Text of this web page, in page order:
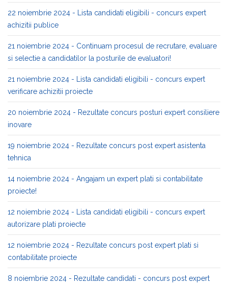
22 noiembrie 2024 - Lista candidati eligibili - concurs expert
achizitii publice
21 noiembrie 2024 - Continuam procesul de recrutare, evaluare
si selectie a candidatilor la posturile de evaluatori!
21 noiembrie 2024 - Lista candidati eligibili - concurs expert
verificare achizitii proiecte
20 noiembrie 2024 - Rezultate concurs posturi expert consiliere
inovare
19 noiembrie 2024 - Rezultate concurs post expert asistenta
tehnica
14 noiembrie 2024 - Angajam un expert plati si contabilitate
proiecte!
12 noiembrie 2024 - Lista candidati eligibili - concurs expert
autorizare plati proiecte
12 noiembrie 2024 - Rezultate concurs post expert plati si
contabilitate proiecte
8 noiembrie 2024 - Rezultate candidati - concurs post expert